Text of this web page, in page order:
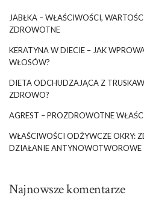
JABŁKA – WŁAŚCIWOŚCI,
ZDROWOTNE
KERATYNA W DIECIE – JAK
WŁOSÓW?
DIETA ODCHUDZAJĄCA Z
ZDROWO?
AGREST – PROZDROWOTNE
WŁAŚCIWOŚCI ODŻYWCZE OKRY:
DZIAŁANIE ANTYNOWOTWOROWE
Najnowsze komentarze